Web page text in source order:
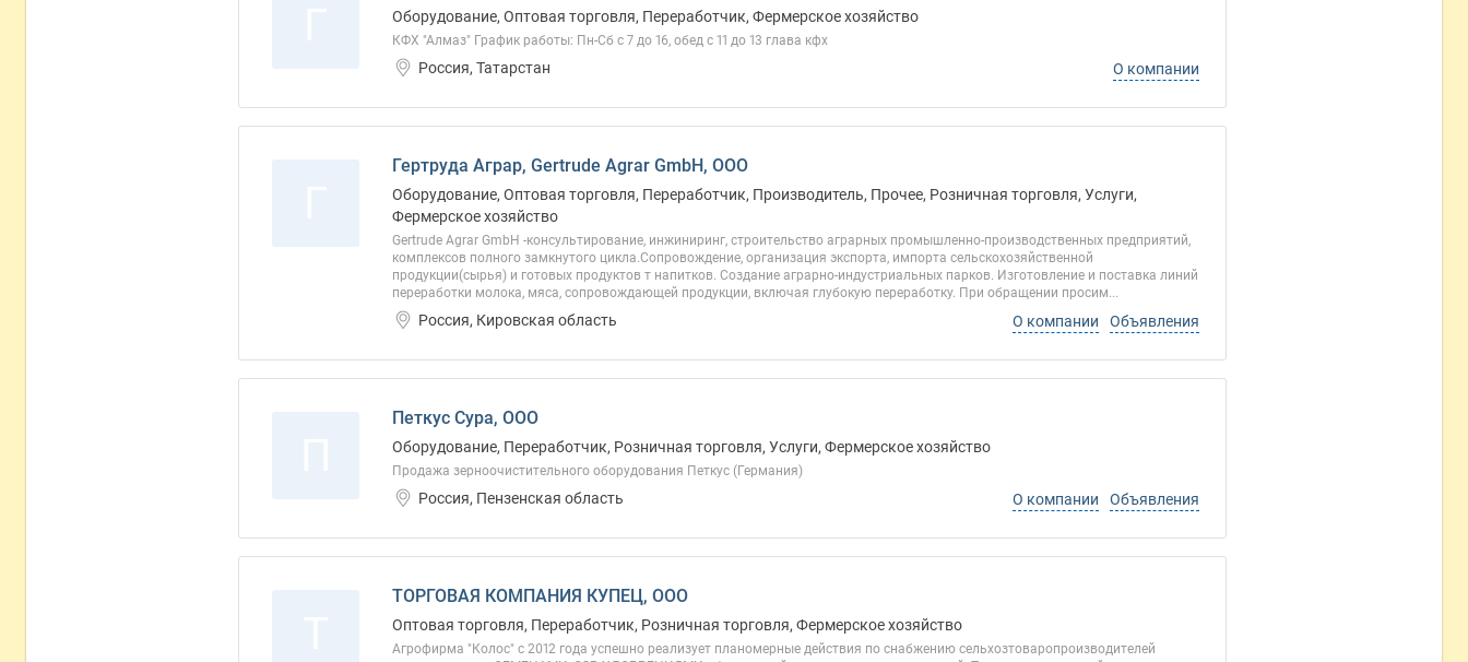
Оборудование, Оптовая торговля, Переработчик, Фермерское хозяйство
КФХ "Алмаз" График работы: Пн-Сб с 7 до 16, обед с 11 до 13 глава кфх
Россия, Татарстан О компании
Гертруда Аграр, Gertrude Agrar GmbH, ООО
Оборудование, Оптовая торговля, Переработчик, Производитель, Прочее, Розничная торговля, Услуги,
Фермерское хозяйство
Gertrude Agrar GmbH -консультирование, инжиниринг, строительство аграрных промышленно-производственных предприятий,
комплексов полного замкнутого цикла.Сопровождение, организация экспорта, импорта сельскохозяйственной
продукции(сырья) и готовых продуктов т напитков. Создание аграрно-индустриальных парков. Изготовление и поставка линий
переработки молока, мяса, сопровождающей продукции, включая глубокую переработку. При обращении просим...
Россия, Кировская область О компании Объявления
Петкус Сура, ООО
Оборудование, Переработчик, Розничная торговля, Услуги, Фермерское хозяйство
Продажа зерноочистительного оборудования Петкус (Германия)
Россия, Пензенская область О компании Объявления
ТОРГОВАЯ КОМПАНИЯ КУПЕЦ, ООО
Оптовая торговля, Переработчик, Розничная торговля, Фермерское хозяйство
Агрофирма "Колос" с 2012 года успешно реализует планомерные действия по снабжению сельхозтоваропроизводителей